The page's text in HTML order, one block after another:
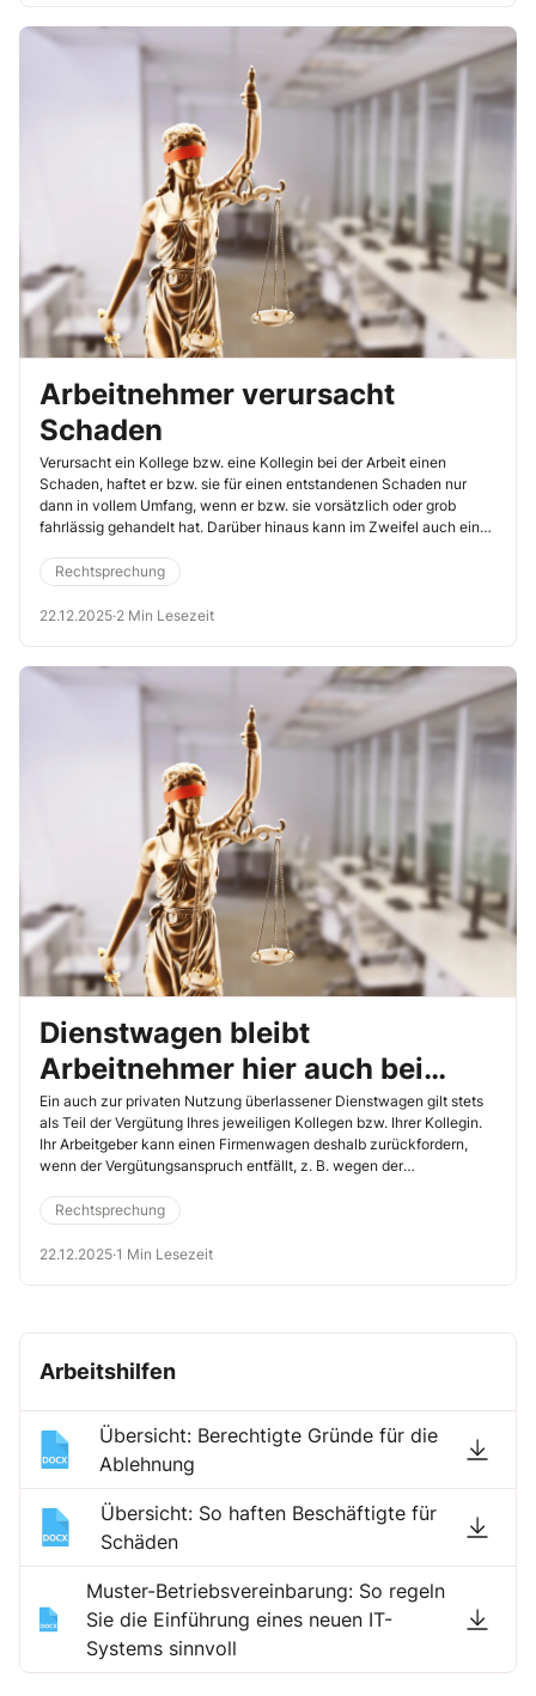
Arbeitnehmer verursacht
Schaden
Verursacht ein Kollege bzw. eine Kollegin bei der Arbeit einen
Schaden, haftet er bzw. sie für einen entstandenen Schaden nur
dann in vollem Umfang, wenn er bzw. sie vorsätzlich oder grob
fahrlässig gehandelt hat. Darüber hinaus kann im Zweifel auch ein
konkret gegeben sein kann, lässt sich einer kürzlich veröffentlichten
Entscheidung des Landesarbeitsgerichts Niedersachsen entnehmen
(4.4.2025, Az. 14 SLa 729/24).
Rechtsprechung
22.12.2025·2 Min Lesezeit
Dienstwagen bleibt
Arbeitnehmer hier auch bei
langer Krankheit ohne
zusätzliche Kosten erhalten
Ein auch zur privaten Nutzung überlassener Dienstwagen gilt stets
als Teil der Vergütung Ihres jeweiligen Kollegen bzw. Ihrer Kollegin.
Ihr Arbeitgeber kann einen Firmenwagen deshalb zurückfordern,
wenn der Vergütungsanspruch entfällt, z. B. wegen der
krankheitsbedingten Arbeitsunfähigkeit. Verzichtet er allerdings in
einer solchen Situation auf die Rückforderung, obwohl er einen
entsprechenden Anspruch hätte, darf er nicht ohne Weiteres die
Rechtsprechung
22.12.2025·1 Min Lesezeit
Arbeitshilfen
Übersicht: Berechtigte Gründe für die
Ablehnung
Übersicht: So haften Beschäftigte für
Schäden
Muster-Betriebsvereinbarung: So regeln
Sie die Einführung eines neuen IT-
Systems sinnvoll